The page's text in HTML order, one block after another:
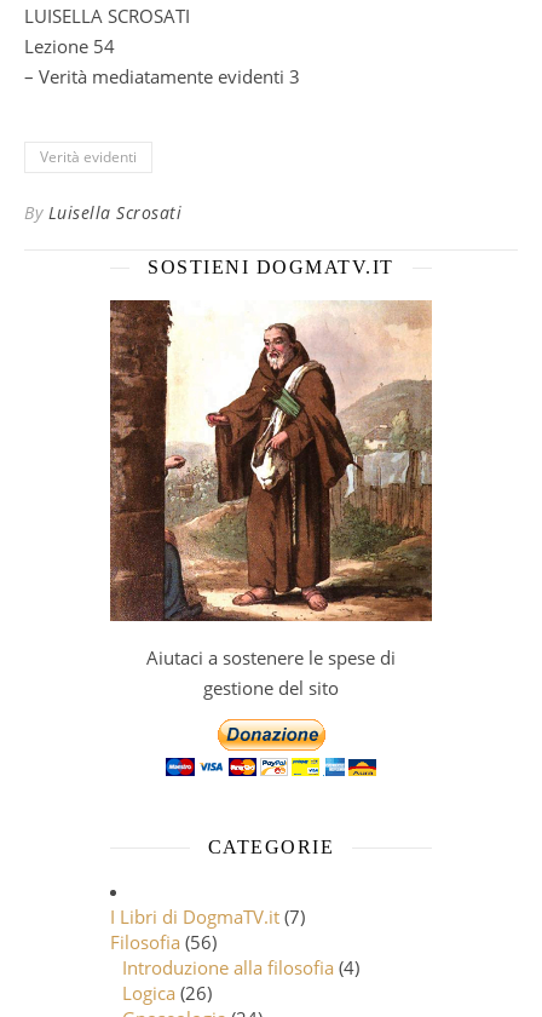
LUISELLA SCROSATI
Lezione 54
– Verità mediatamente evidenti 3
Verità evidenti
By Luisella Scrosati
SOSTIENI DOGMATV.IT
Aiutaci a sostenere le spese di
gestione del sito
CATEGORIE
I Libri di DogmaTV.it (7)
Filosofia (56)
Introduzione alla filosofia (4)
Logica (26)